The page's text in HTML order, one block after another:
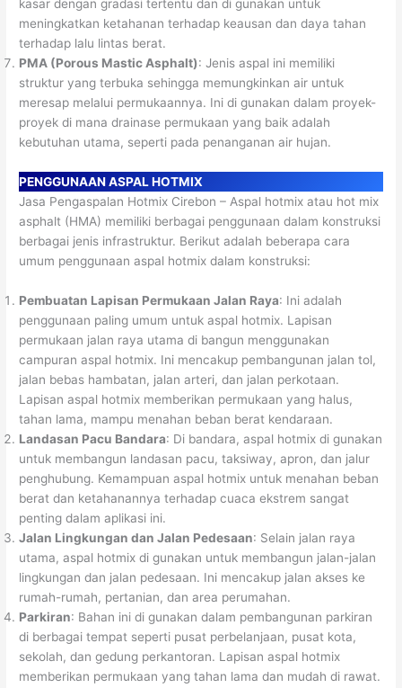
kasar dengan gradasi tertentu dan di gunakan untuk
meningkatkan ketahanan terhadap keausan dan daya tahan
terhadap lalu lintas berat.
PMA (Porous Mastic Asphalt): Jenis aspal ini memiliki
struktur yang terbuka sehingga memungkinkan air untuk
meresap melalui permukaannya. Ini di gunakan dalam proyek-
proyek di mana drainase permukaan yang baik adalah
kebutuhan utama, seperti pada penanganan air hujan.
PENGGUNAAN ASPAL HOTMIX
Jasa Pengaspalan Hotmix Cirebon – Aspal hotmix atau hot mix
asphalt (HMA) memiliki berbagai penggunaan dalam konstruksi
berbagai jenis infrastruktur. Berikut adalah beberapa cara
umum penggunaan aspal hotmix dalam konstruksi:
Pembuatan Lapisan Permukaan Jalan Raya: Ini adalah
penggunaan paling umum untuk aspal hotmix. Lapisan
permukaan jalan raya utama di bangun menggunakan
campuran aspal hotmix. Ini mencakup pembangunan jalan tol,
jalan bebas hambatan, jalan arteri, dan jalan perkotaan.
Lapisan aspal hotmix memberikan permukaan yang halus,
tahan lama, mampu menahan beban berat kendaraan.
Landasan Pacu Bandara: Di bandara, aspal hotmix di gunakan
untuk membangun landasan pacu, taksiway, apron, dan jalur
penghubung. Kemampuan aspal hotmix untuk menahan beban
berat dan ketahanannya terhadap cuaca ekstrem sangat
penting dalam aplikasi ini.
Jalan Lingkungan dan Jalan Pedesaan: Selain jalan raya
utama, aspal hotmix di gunakan untuk membangun jalan-jalan
lingkungan dan jalan pedesaan. Ini mencakup jalan akses ke
rumah-rumah, pertanian, dan area perumahan.
Parkiran: Bahan ini di gunakan dalam pembangunan parkiran
di berbagai tempat seperti pusat perbelanjaan, pusat kota,
sekolah, dan gedung perkantoran. Lapisan aspal hotmix
memberikan permukaan yang tahan lama dan mudah di rawat.